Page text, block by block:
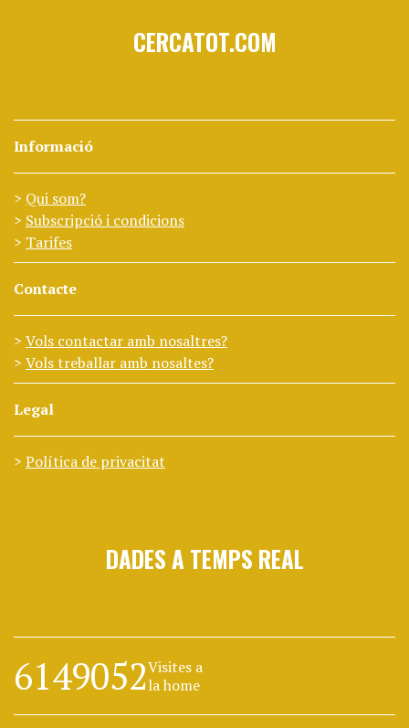
CERCATOT.COM
Informació
Qui som?
Subscripció i condicions
Tarifes
Contacte
Vols contactar amb nosaltres?
Vols treballar amb nosaltes?
Legal
Política de privacitat
DADES A TEMPS REAL
6149052Visites a
la home